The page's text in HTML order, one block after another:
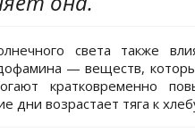
света также
— веществ,
кратковременно
дни возрастает тяга к